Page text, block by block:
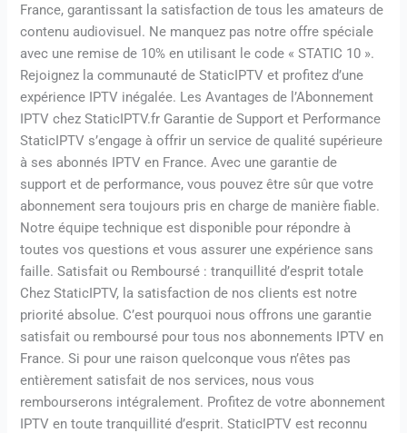
France, garantissant la satisfaction de tous les amateurs de
contenu audiovisuel. Ne manquez pas notre offre spéciale
avec une remise de 10% en utilisant le code « STATIC 10 ».
Rejoignez la communauté de StaticIPTV et profitez d’une
expérience IPTV inégalée. Les Avantages de l’Abonnement
IPTV chez StaticIPTV.fr Garantie de Support et Performance
StaticIPTV s’engage à offrir un service de qualité supérieure
à ses abonnés IPTV en France. Avec une garantie de
support et de performance, vous pouvez être sûr que votre
abonnement sera toujours pris en charge de manière fiable.
Notre équipe technique est disponible pour répondre à
toutes vos questions et vous assurer une expérience sans
faille. Satisfait ou Remboursé : tranquillité d’esprit totale
Chez StaticIPTV, la satisfaction de nos clients est notre
priorité absolue. C’est pourquoi nous offrons une garantie
satisfait ou remboursé pour tous nos abonnements IPTV en
France. Si pour une raison quelconque vous n’êtes pas
entièrement satisfait de nos services, nous vous
rembourserons intégralement. Profitez de votre abonnement
IPTV en toute tranquillité d’esprit. StaticIPTV est reconnu